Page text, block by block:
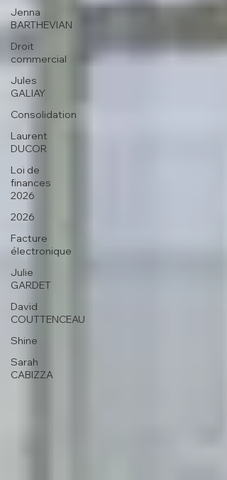
Jenna
BARTHEVIAN
Droit
commercial
Jules
GALIAY
Consolidation
Laurent
DUCOR
Loi de
finances
2026
2026
Facture
électronique
Julie
GARDET
David
COUTTENCEAU
Shine
Sarah
CABIZZA